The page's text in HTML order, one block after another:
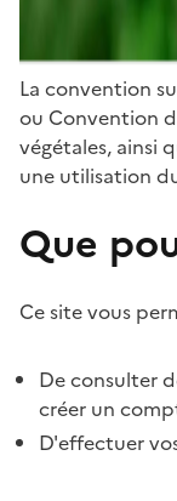
La convention
ou Convention
végétales, ainsi
une utilisation
Que
Ce site vous
De consulter
créer un
D'effectuer